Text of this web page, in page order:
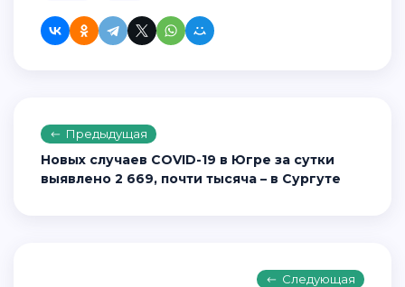
Предыдущая
Новых случаев COVID-19 в Югре за сутки
выявлено 2 669, почти тысяча – в Сургуте
Следующая